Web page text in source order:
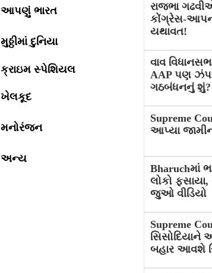
આપણું ભારત
મુઠ્ઠીમાં દુનિયા
ક્રાઇમ સ્પેશિયલ
ખેલકૂદ
મનોરંજન
અન્ય
રાજભા
કોંગ્રેસ-
યથાવત!
વાવ
AAP પણ
ગઠબંધનનું શું?
Supreme
આપ્યા
Bharuchમાં
લોકો
જુઓ વીડિયો
Supreme
સિસોદિયાને
બહાર આવશે